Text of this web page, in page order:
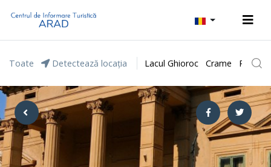
Toate Detectează locația Lacul Ghioroc Crame Parcul